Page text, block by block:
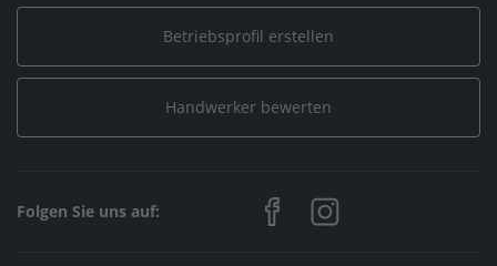
Betriebsprofil erstellen
Handwerker bewerten
Folgen Sie uns auf: